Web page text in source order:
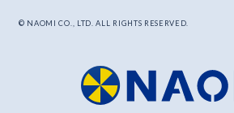
© NAOMI CO., LTD. ALL RIGHTS RESERVED.